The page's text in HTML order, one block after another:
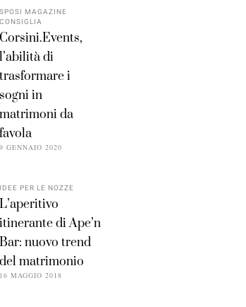
SPOSI MAGAZINE
CONSIGLIA
Corsini.Events,
l’abilità di
trasformare i
sogni in
matrimoni da
favola
9 GENNAIO 2020
IDEE PER LE NOZZE
L’aperitivo
itinerante di Ape’n
Bar: nuovo trend
del matrimonio
16 MAGGIO 2018